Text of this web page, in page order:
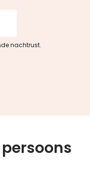
nachtrust.